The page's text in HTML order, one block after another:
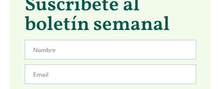
Suscríbete al
boletín semanal